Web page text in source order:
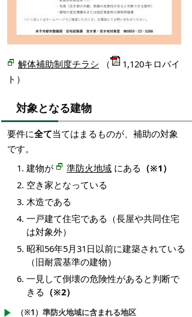
解体補助制度チラシ （
1,120キロバイ
ト）
対象となる建物
要件に全て当てはまるものが、補助の対象
です。
建物が
準防火地域 にある （※1）
空き家となっている
木造である
一戸建て住宅である（長屋や共同住宅
は対象外）
昭和56年5月31日以前に建築されている
（旧耐震基準の建物）
一見して倒壊の危険性があると判断で
きる （※2）
（※1）準防火地域に含まれる地区